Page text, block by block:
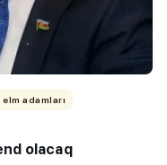
adamları
olacaq